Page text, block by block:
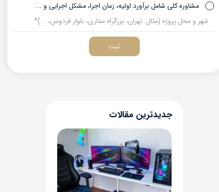
مشاوره کلی شامل برآورد اولیه، زمان اجرا، مشکل اجرایی و ...
ثبت
​جدیدترین مقالات